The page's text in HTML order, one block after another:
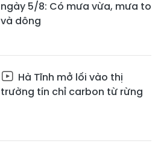
ngày 5/8: Có mưa vừa, mưa to
và dông
Hà Tĩnh mở lối vào thị
trường tín chỉ carbon từ rừng